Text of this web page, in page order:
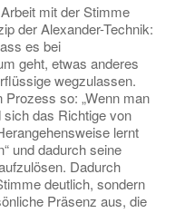
mit der Stimme
der Alexander-Technik:
es bei
geht, etwas anderes
wegzulassen.
so: „Wenn man
das Richtige von
lernt
und dadurch seine
Dadurch
deutlich, sondern
Präsenz aus, die